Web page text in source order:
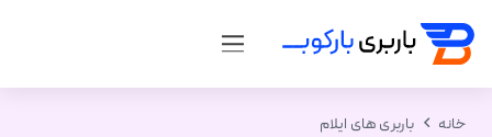
خانه باربری های ایلام